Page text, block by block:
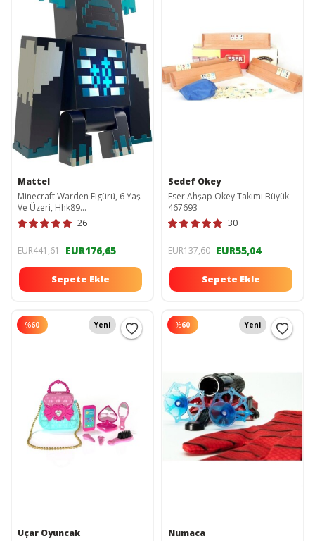
Mattel
Minecraft Warden Figürü, 6 Yaş
Ve Üzeri, Hhk89
Eo_MATTEL.O.HHK89
26
EUR441,61 EUR176,65
Sepete Ekle
Sedef Okey
Eser Ahşap Okey Takımı Büyük
467693
30
EUR137,60 EUR55,04
Sepete Ekle
%60 Yeni
Uçar Oyuncak
%60 Yeni
Numaca